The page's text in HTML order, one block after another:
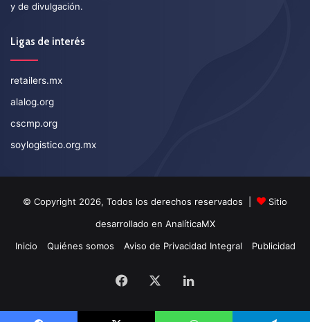
y de divulgación.
Ligas de interés
retailers.mx
alalog.org
cscmp.org
soylogistico.org.mx
© Copyright 2026, Todos los derechos reservados |
Sitio
desarrollado en AnalíticaMX
Inicio
Quiénes somos Aviso de Privacidad Integral Publicidad
Facebook LinkedIn